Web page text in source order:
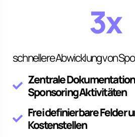
3x
schnellere Abwicklung von
Zentrale
Sponsoring Aktivitäten
Frei definierbare Felder
Kostenstellen